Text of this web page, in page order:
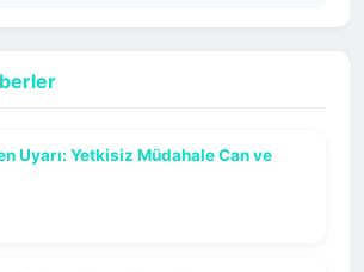
Uyarı: Yetkisiz Müdahale Can ve